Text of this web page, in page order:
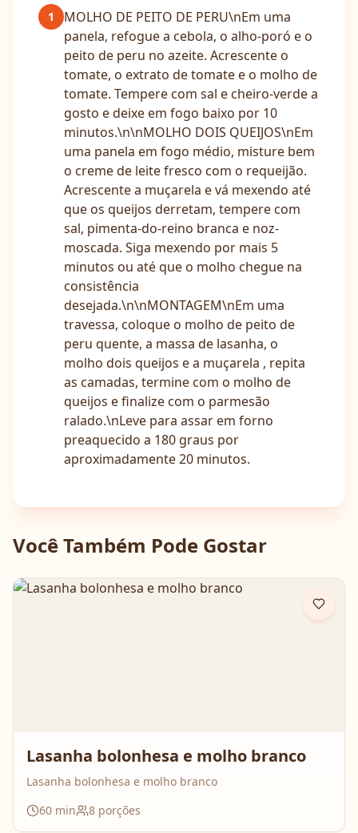
1
MOLHO DE PEITO DE PERU\nEm uma
panela, refogue a cebola, o alho-poró e o
peito de peru no azeite. Acrescente o
tomate, o extrato de tomate e o molho de
tomate. Tempere com sal e cheiro-verde a
gosto e deixe em fogo baixo por 10
minutos.\n\nMOLHO DOIS QUEIJOS\nEm
uma panela em fogo médio, misture bem
o creme de leite fresco com o requeijão.
Acrescente a muçarela e vá mexendo até
que os queijos derretam, tempere com
sal, pimenta-do-reino branca e noz-
moscada. Siga mexendo por mais 5
minutos ou até que o molho chegue na
consistência
desejada.\n\nMONTAGEM\nEm uma
travessa, coloque o molho de peito de
peru quente, a massa de lasanha, o
molho dois queijos e a muçarela , repita
as camadas, termine com o molho de
queijos e finalize com o parmesão
ralado.\nLeve para assar em forno
preaquecido a 180 graus por
aproximadamente 20 minutos.
Você Também Pode Gostar
Lasanha bolonhesa e molho branco
Lasanha bolonhesa e molho branco
60 min 8 porções